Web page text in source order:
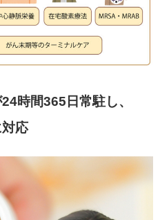
時間365日常駐し、
応